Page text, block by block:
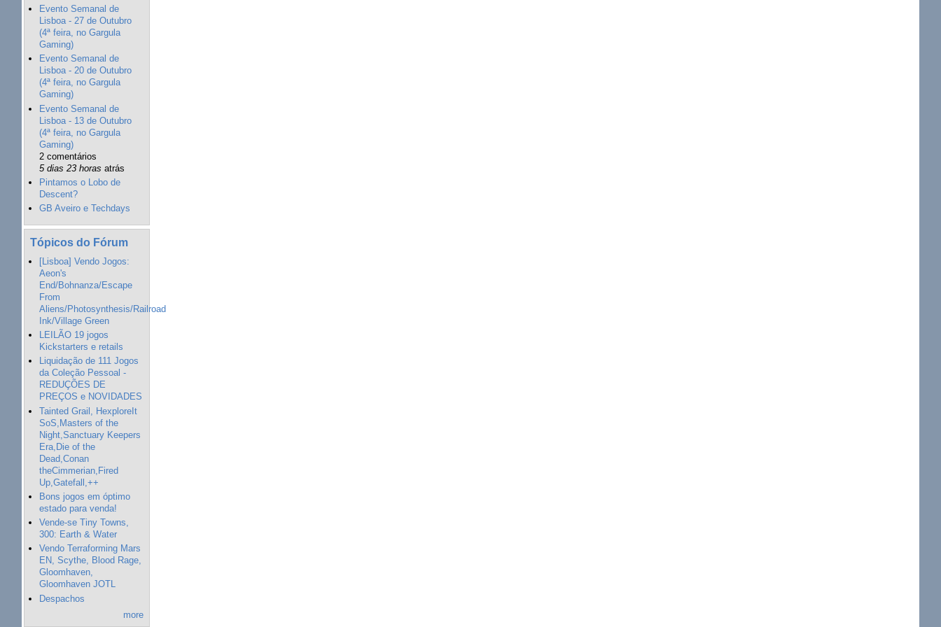
Evento Semanal de
Lisboa - 27 de Outubro
(4ª feira, no Gargula
Gaming)
Evento Semanal de
Lisboa - 20 de Outubro
(4ª feira, no Gargula
Gaming)
Evento Semanal de
Lisboa - 13 de Outubro
(4ª feira, no Gargula
Gaming)
2 comentários
5 dias 23 horas atrás
Pintamos o Lobo de
Descent?
GB Aveiro e Techdays
Tópicos do Fórum
[Lisboa] Vendo Jogos:
Aeon's
End/Bohnanza/Escape
From
Aliens/Photosynthesis/Railroad
Ink/Village Green
LEILÃO 19 jogos
Kickstarters e retails
Liquidação de 111 Jogos
da Coleção Pessoal -
REDUÇÕES DE
PREÇOS e NOVIDADES
Tainted Grail, HexploreIt
SoS,Masters of the
Night,Sanctuary Keepers
Era,Die of the
Dead,Conan
theCimmerian,Fired
Up,Gatefall,++
Bons jogos em óptimo
estado para venda!
Vende-se Tiny Towns,
300: Earth & Water
Vendo Terraforming Mars
EN, Scythe, Blood Rage,
Gloomhaven,
Gloomhaven JOTL
Despachos
more